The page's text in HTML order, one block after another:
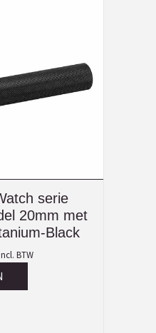
serie
20mm met
Black
BTW